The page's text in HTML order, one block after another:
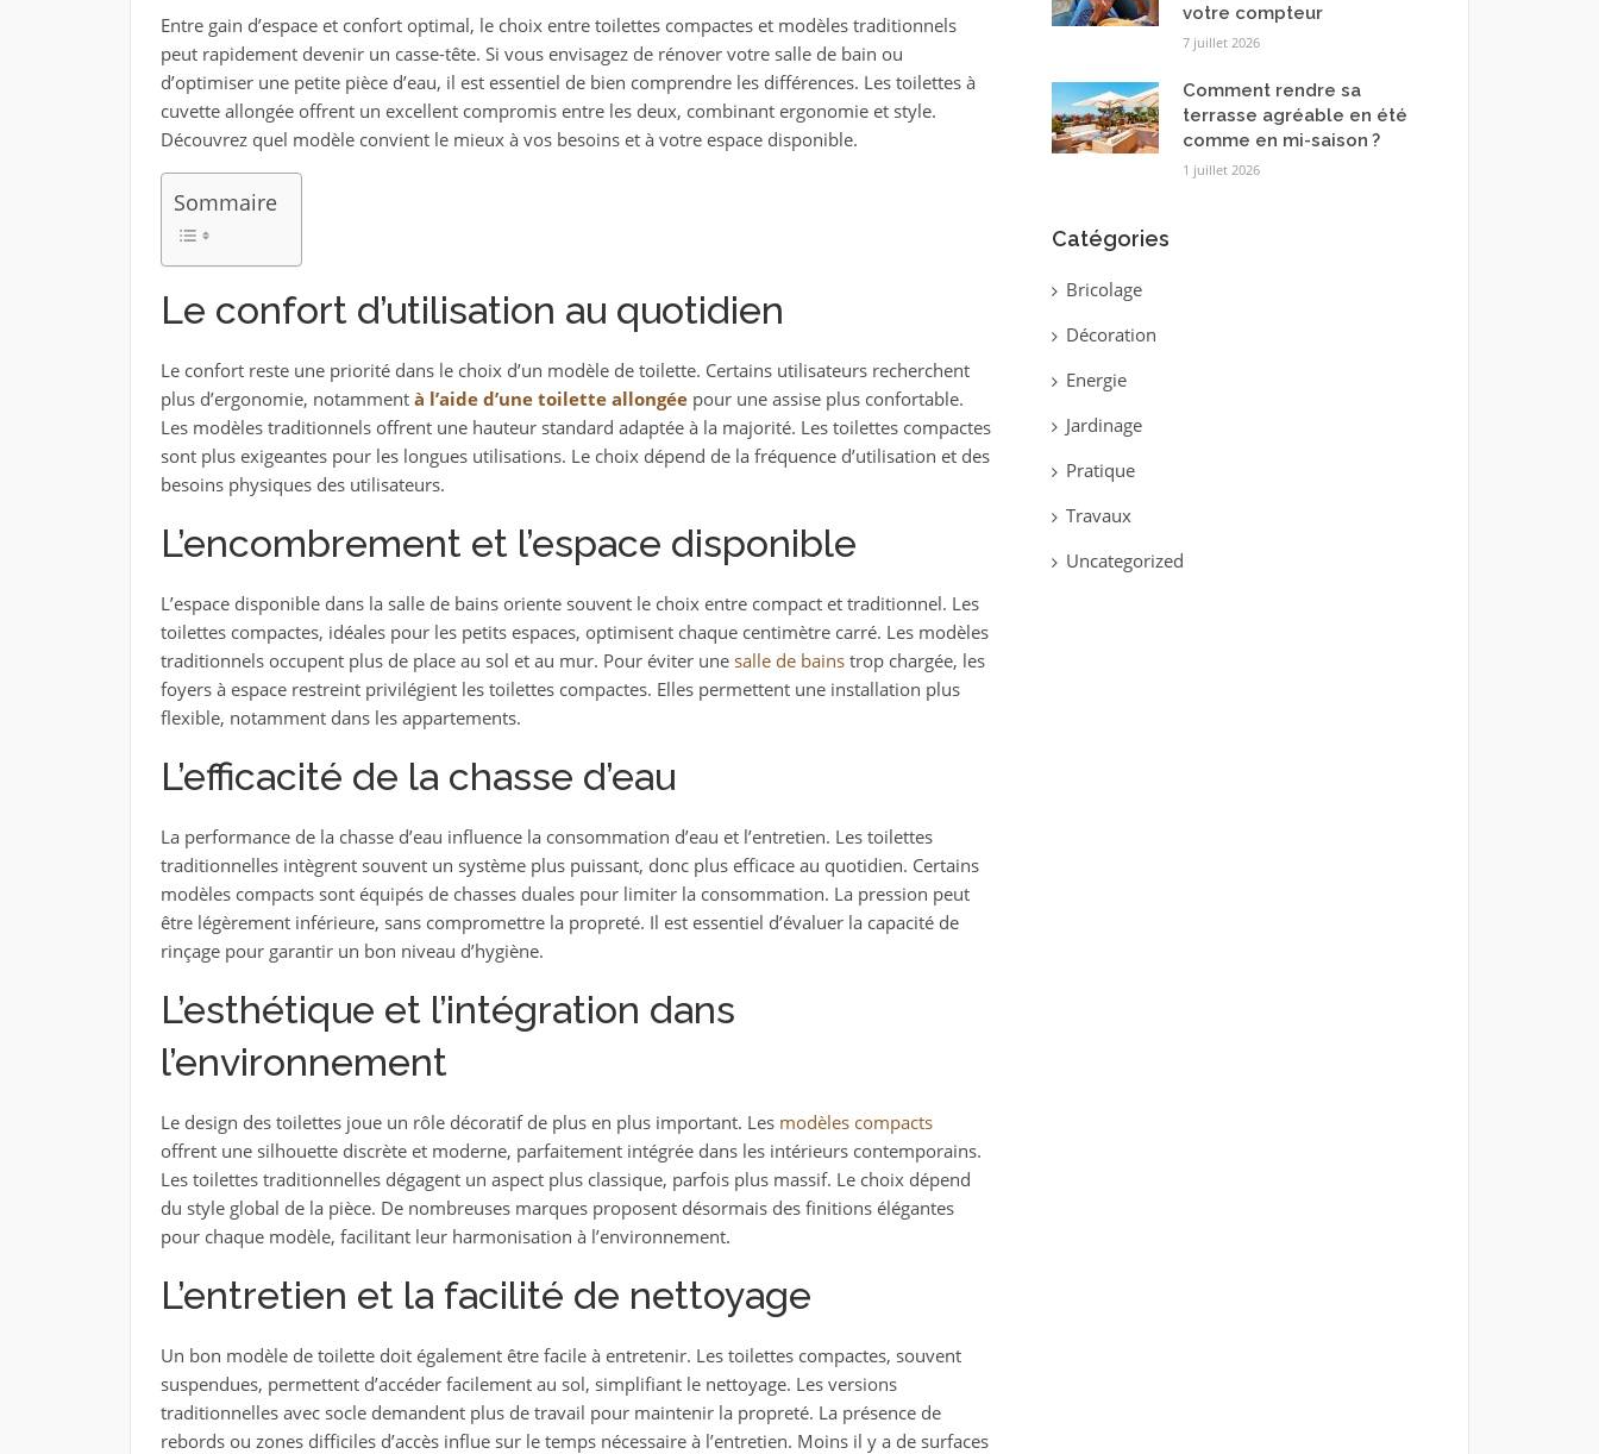
Entre gain d’espace et confort optimal, le choix entre toilettes compactes et modèles traditionnels
peut rapidement devenir un casse-tête. Si vous envisagez de rénover votre salle de bain ou
d’optimiser une petite pièce d’eau, il est essentiel de bien comprendre les différences. Les toilettes à
cuvette allongée offrent un excellent compromis entre les deux, combinant ergonomie et style.
Découvrez quel modèle convient le mieux à vos besoins et à votre espace disponible.
Sommaire
Le confort d’utilisation au quotidien
Le confort reste une priorité dans le choix d’un modèle de toilette. Certains utilisateurs recherchent
plus d’ergonomie, notamment à l’aide d’une toilette allongéepour une assise plus confortable.
Les modèles traditionnels offrent une hauteur standard adaptée à la majorité. Les toilettes compactes
sont plus exigeantes pour les longues utilisations. Le choix dépend de la fréquence d’utilisation et des
besoins physiques des utilisateurs.
L’encombrement et l’espace disponible
L’espace disponible dans la salle de bains oriente souvent le choix entre compact et traditionnel. Les
toilettes compactes, idéales pour les petits espaces, optimisent chaque centimètre carré. Les modèles
traditionnels occupent plus de place au sol et au mur. Pour éviter une salle de bainstrop chargée, les
foyers à espace restreint privilégient les toilettes compactes. Elles permettent une installation plus
flexible, notamment dans les appartements.
L’efficacité de la chasse d’eau
La performance de la chasse d’eau influence la consommation d’eau et l’entretien. Les toilettes
traditionnelles intègrent souvent un système plus puissant, donc plus efficace au quotidien. Certains
modèles compacts sont équipés de chasses duales pour limiter la consommation. La pression peut
être légèrement inférieure, sans compromettre la propreté. Il est essentiel d’évaluer la capacité de
rinçage pour garantir un bon niveau d’hygiène.
L’esthétique et l’intégration dans
l’environnement
Le design des toilettes joue un rôle décoratif de plus en plus important. Les modèles compacts
offrent une silhouette discrète et moderne, parfaitement intégrée dans les intérieurs contemporains.
Les toilettes traditionnelles dégagent un aspect plus classique, parfois plus massif. Le choix dépend
du style global de la pièce. De nombreuses marques proposent désormais des finitions élégantes
pour chaque modèle, facilitant leur harmonisation à l’environnement.
L’entretien et la facilité de nettoyage
Un bon modèle de toilette doit également être facile à entretenir. Les toilettes compactes, souvent
suspendues, permettent d’accéder facilement au sol, simplifiant le nettoyage. Les versions
traditionnelles avec socle demandent plus de travail pour maintenir la propreté. La présence de
rebords ou zones difficiles d’accès influe sur le temps nécessaire à l’entretien. Moins il y a de surfaces
votre compteur
7 juillet 2026
Comment rendre sa
terrasse agréable en été
comme en mi-saison ?
1 juillet 2026
Catégories
Bricolage
Décoration
Energie
Jardinage
Pratique
Travaux
Uncategorized